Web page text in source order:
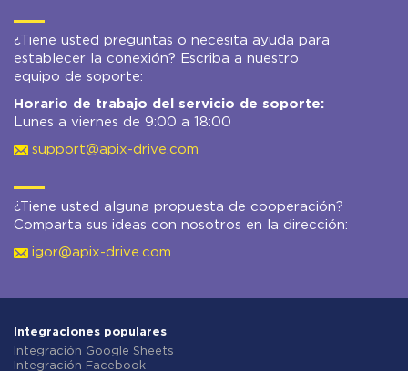
¿Tiene usted preguntas o necesita ayuda para
establecer la conexión? Escriba a nuestro
equipo de soporte:
Horario de trabajo del servicio de soporte:
Lunes a viernes de 9:00 a 18:00
support@apix-drive.com
¿Tiene usted alguna propuesta de cooperación?
Comparta sus ideas con nosotros en la dirección:
igor@apix-drive.com
Integraciones populares
Integración Google Sheets
Integración Facebook